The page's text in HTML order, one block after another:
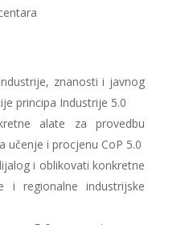
znanosti i javnog
principa Industrije 5.0
alate za provedbu
učenje i procjenu CoP 5.0
i oblikovati konkretne
i regionalne industrijske